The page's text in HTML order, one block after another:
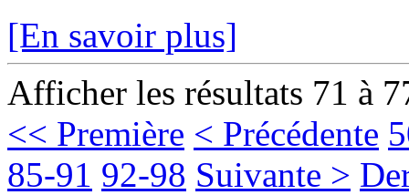
[En savoir plus]
Afficher les résultats 71 à
<< Première < Précédente
85-91 92-98 Suivante >